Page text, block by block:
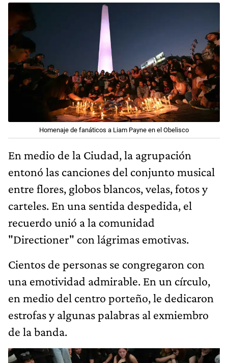
Homenaje de fanáticos a Liam Payne en el Obelisco
En medio de la Ciudad, la agrupación
entonó las canciones del conjunto musical
entre flores, globos blancos, velas, fotos y
carteles. En una sentida despedida, el
recuerdo unió a la comunidad
"Directioner" con lágrimas emotivas.
Cientos de personas se congregaron con
una emotividad admirable. En un círculo,
en medio del centro porteño, le dedicaron
estrofas y algunas palabras al exmiembro
de la banda.